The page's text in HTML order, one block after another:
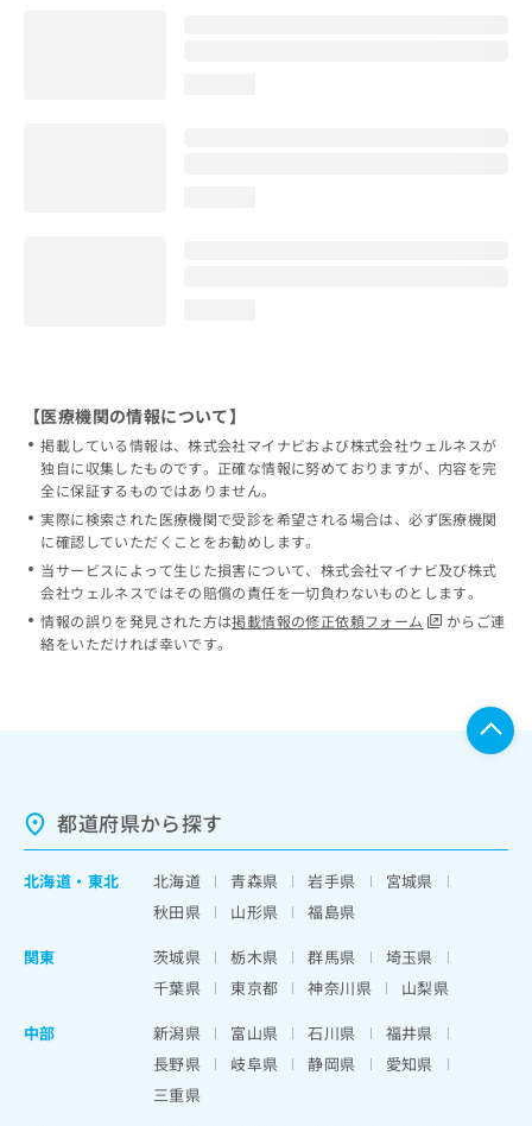
【医療機関の情報について】
掲載している情報は、株式会社マイナビおよび株式会社ウェルネスが
独自に収集したものです。正確な情報に努めておりますが、内容を完
全に保証するものではありません。
実際に検索された医療機関で受診を希望される場合は、必ず医療機関
に確認していただくことをお勧めします。
当サービスによって生じた損害について、株式会社マイナビ及び株式
会社ウェルネスではその賠償の責任を一切負わないものとします。
情報の誤りを発見された方は掲載情報の修正依頼フォーム
からご連
絡をいただければ幸いです。
都道府県から探す
北海道 ・ 東北 北海道 青森県 岩手県
宮城県
秋田県
山形県
福島県
関東
茨城県 栃木県 群馬県
埼玉県
千葉県
東京都 神奈川県
山梨県
中部
新潟県 富山県 石川県
福井県
長野県
岐阜県 静岡県
愛知県
三重県